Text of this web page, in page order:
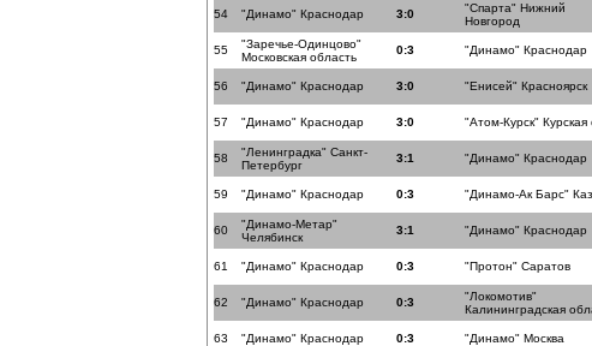
54 "Динамо" Краснодар 3:0
"Спарта" Нижний
Новгород
55
"Заречье-Одинцово"
Московская область
0:3 "Динамо" Краснодар
56 "Динамо" Краснодар 3:0 "Енисей" Красноярск
57 "Динамо" Краснодар 3:0 "Атом-Курск" Курская
58
"Ленинградка" Санкт-
Петербург
3:1 "Динамо" Краснодар
59 "Динамо" Краснодар 0:3 "Динамо-Ак Барс"
60
"Динамо-Метар"
Челябинск
3:1 "Динамо" Краснодар
61 "Динамо" Краснодар 0:3 "Протон" Саратов
62 "Динамо" Краснодар 0:3
"Локомотив"
Калининградская
63 "Динамо" Краснодар 0:3 "Динамо" Москва